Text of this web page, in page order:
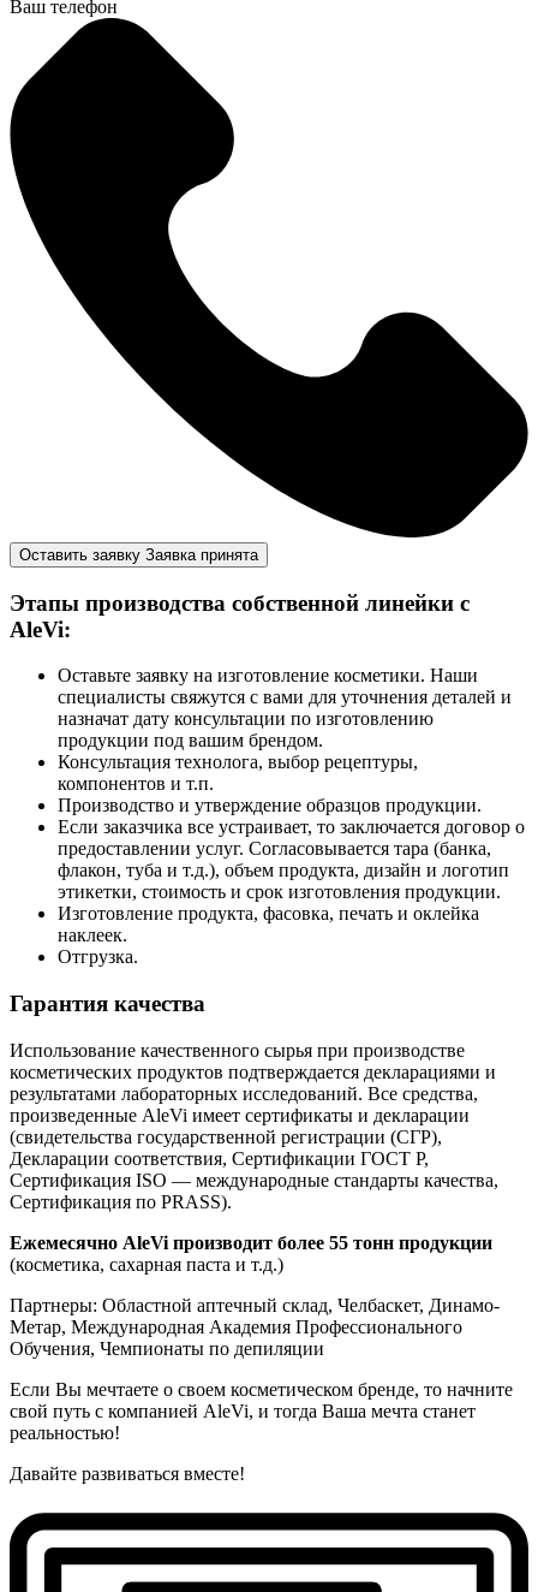
Ваш телефон
Оставить заявку Заявка принята
Этапы производства собственной линейки с
AleVi:
Оставьте заявку на изготовление косметики. Наши
специалисты свяжутся с вами для уточнения деталей и
назначат дату консультации по изготовлению
продукции под вашим брендом.
Консультация технолога, выбор рецептуры,
компонентов и т.п.
Производство и утверждение образцов продукции.
Если заказчика все устраивает, то заключается договор о
предоставлении услуг. Согласовывается тара (банка,
флакон, туба и т.д.), объем продукта, дизайн и логотип
этикетки, стоимость и срок изготовления продукции.
Изготовление продукта, фасовка, печать и оклейка
наклеек.
Отгрузка.
Гарантия качества
Использование качественного сырья при производстве
косметических продуктов подтверждается декларациями и
результатами лабораторных исследований. Все средства,
произведенные AleVi имеет сертификаты и декларации
(свидетельства государственной регистрации (СГР),
Декларации соответствия, Сертификации ГОСТ Р,
Сертификация ISO — международные стандарты качества,
Сертификация по PRASS).
Ежемесячно AleVi производит более 55 тонн продукции
(косметика, сахарная паста и т.д.)
Партнеры: Областной аптечный склад, Челбаскет, Динамо-
Метар, Международная Академия Профессионального
Обучения, Чемпионаты по депиляции
Если Вы мечтаете о своем косметическом бренде, то начните
свой путь с компанией AleVi, и тогда Ваша мечта станет
реальностью!
Давайте развиваться вместе!